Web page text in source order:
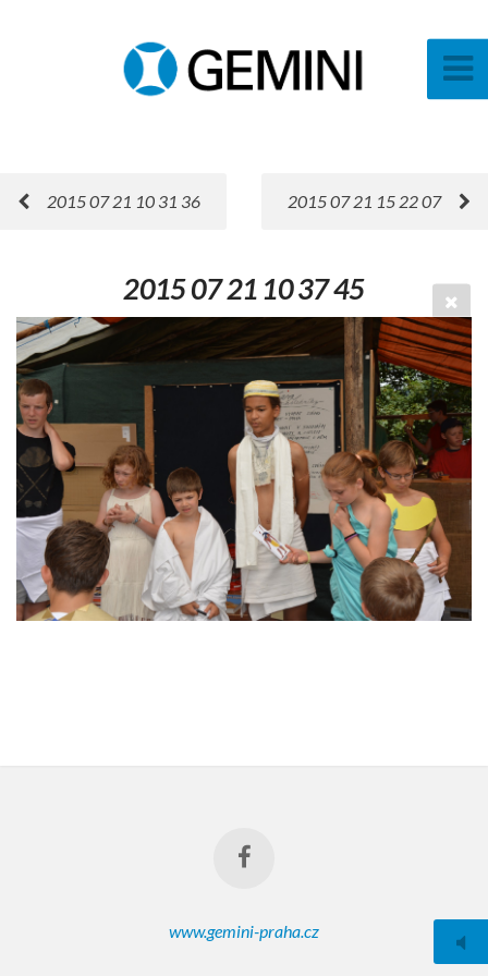
2015 07 21 10 31 36 2015 07 21 15 22 07
2015 07 21 10 37 45
www.gemini-praha.cz